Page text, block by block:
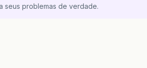
seus problemas de verdade.